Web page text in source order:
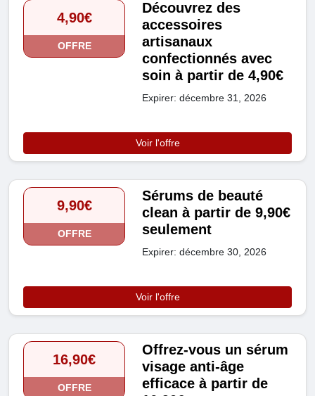
4,90€
OFFRE
Découvrez des
accessoires
artisanaux
confectionnés avec
soin à partir de 4,90€
Expirer: décembre 31, 2026
Voir l'offre
9,90€
OFFRE
Sérums de beauté
clean à partir de 9,90€
seulement
Expirer: décembre 30, 2026
Voir l'offre
16,90€
OFFRE
Offrez-vous un sérum
visage anti-âge
efficace à partir de